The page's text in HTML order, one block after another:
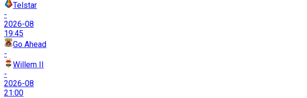
Telstar
-
2026-08
19:45
Go Ahead
-
Willem II
-
2026-08
21:00